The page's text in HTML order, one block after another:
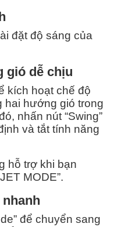
đặt độ sáng của
gió dễ chịu
kích hoạt chế độ
hai hướng gió trong
nhấn nút “Swing”
và tắt tính năng
hỗ trợ khi bạn
MODE”.
để chuyển sang